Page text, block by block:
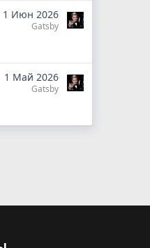
1 Июн 2026
Gatsby
1 Май 2026
Gatsby